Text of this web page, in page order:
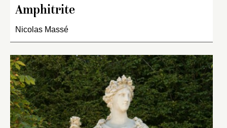
Amphitrite
Nicolas Massé